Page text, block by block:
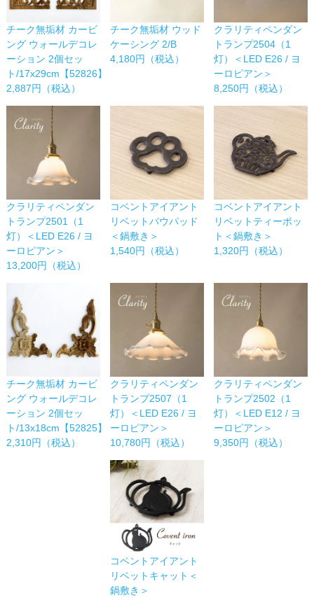
チーク無垢材 カービ
ング ウォールデコレ
ーション 2個セッ
ト/17x29cm【52826】
2,887円（税込）
チーク無垢材 ウッド
ケーシング 2/B
4,180円（税込）
クラリティペンダン
トランプ2504（1
灯）＜LED E26 / ヨ
ーロピアン＞
8,250円（税込）
クラリティペンダン
トランプ2501（1
灯）＜LED E26 / ヨ
ーロピアン＞
13,200円（税込）
コベントアイアント
リベットパウパッド
＜鍋敷き＞
1,540円（税込）
コベントアイアント
リベットティーポッ
ト＜鍋敷き＞
1,320円（税込）
チーク無垢材 カービ
ング ウォールデコレ
ーション 2個セッ
ト/13x18cm【52825】
2,310円（税込）
クラリティペンダン
トランプ2507（1
灯）＜LED E26 / ヨ
ーロピアン＞
10,780円（税込）
クラリティペンダン
トランプ2502（1
灯）＜LED E12 / ヨ
ーロピアン＞
9,350円（税込）
コベントアイアント
リベットキャット＜
鍋敷き＞